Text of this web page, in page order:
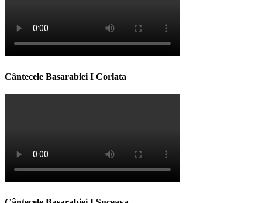
Cântecele Basarabiei I Corlata